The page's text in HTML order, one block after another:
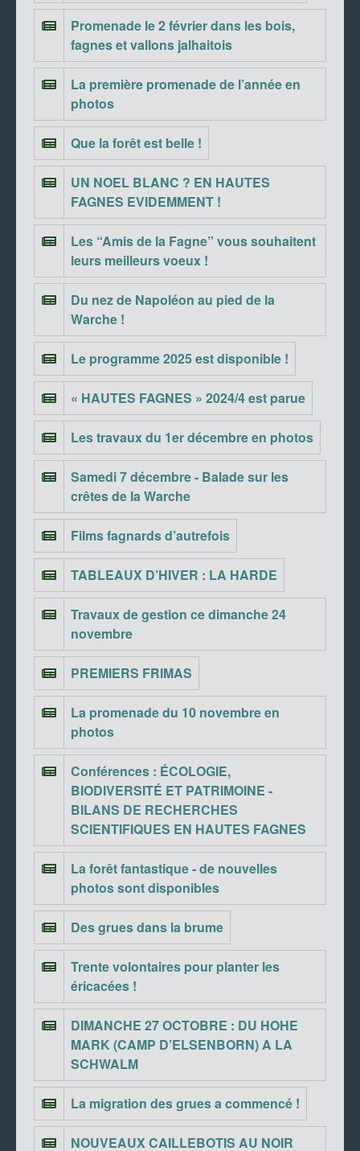
Promenade le 2 février dans les bois,
fagnes et vallons jalhaitois
La première promenade de l’année en
photos
Que la forêt est belle !
UN NOEL BLANC ? EN HAUTES
FAGNES EVIDEMMENT !
Les “Amis de la Fagne” vous souhaitent
leurs meilleurs voeux !
Du nez de Napoléon au pied de la
Warche !
Le programme 2025 est disponible !
« HAUTES FAGNES » 2024/4 est parue
Les travaux du 1er décembre en photos
Samedi 7 décembre - Balade sur les
crêtes de la Warche
Films fagnards d’autrefois
TABLEAUX D’HIVER : LA HARDE
Travaux de gestion ce dimanche 24
novembre
PREMIERS FRIMAS
La promenade du 10 novembre en
photos
Conférences : ÉCOLOGIE,
BIODIVERSITÉ ET PATRIMOINE -
BILANS DE RECHERCHES
SCIENTIFIQUES EN HAUTES FAGNES
La forêt fantastique - de nouvelles
photos sont disponibles
Des grues dans la brume
Trente volontaires pour planter les
éricacées !
DIMANCHE 27 OCTOBRE : DU HOHE
MARK (CAMP D’ELSENBORN) A LA
SCHWALM
La migration des grues a commencé !
NOUVEAUX CAILLEBOTIS AU NOIR